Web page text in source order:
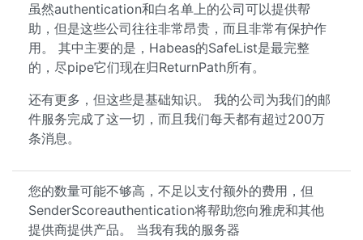
虽然authentication和白名单上的公司可以提供帮
助，但是这些公司往往非常昂贵，而且非常有保护作
用。 其中主要的是，Habeas的SafeList是最完整
的，尽pipe它们现在归ReturnPath所有。
还有更多，但这些是基础知识。 我的公司为我们的邮
件服务完成了这一切，而且我们每天都有超过200万
条消息。
您的数量可能不够高，不足以支付额外的费用，但
SenderScoreauthentication将帮助您向雅虎和其他
提供商提供产品。 当我有我的服务器